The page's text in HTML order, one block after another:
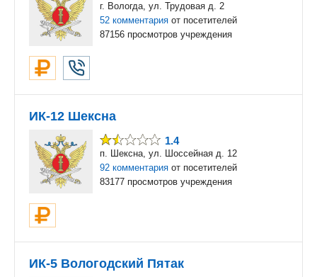
г. Вологда, ул. Трудовая д. 2
52 комментария от посетителей
87156 просмотров учреждения
ИК-12 Шексна
1.4
п. Шексна, ул. Шоссейная д. 12
92 комментария от посетителей
83177 просмотров учреждения
ИК-5 Вологодский Пятак